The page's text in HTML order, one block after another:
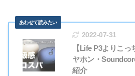
2022-07-31
【Life P3よりこ
ヤホン・
紹介